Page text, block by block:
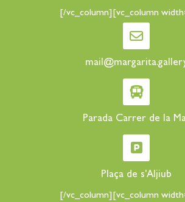
[/vc_column][vc_column
Parada Carrer de la
Plaça de s'Aljiub
[/vc_column][vc_column